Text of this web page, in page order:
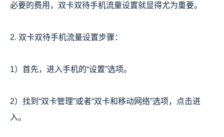
必要的费用，双卡双待手机流量设置就显得尤为重要。
2. 双卡双待手机流量设置步骤：
1）首先，进入手机的“设置”选项。
2）找到“双卡管理”或者“双卡和移动网络”选项，点击进
入。